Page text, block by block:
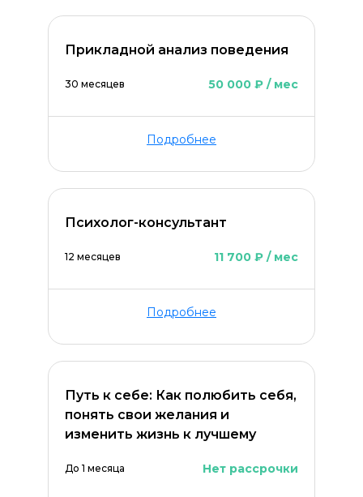
Прикладной анализ поведения
30 месяцев 50 000 ₽ / мес
Подробнее
Психолог-консультант
12 месяцев 11 700 ₽ / мес
Подробнее
Путь к себе: Как полюбить себя,
понять свои желания и
изменить жизнь к лучшему
До 1 месяца Нет рассрочки
Оставить комментарий